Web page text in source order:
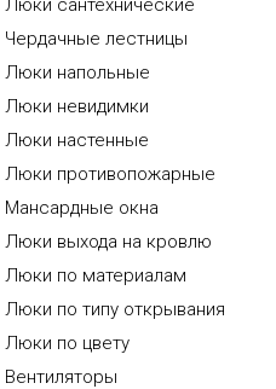
Люки сантехнические
Чердачные лестницы
Люки напольные
Люки невидимки
Люки настенные
Люки противопожарные
Мансардные окна
Люки выхода на кровлю
Люки по материалам
Люки по типу открывания
Люки по цвету
Вентиляторы